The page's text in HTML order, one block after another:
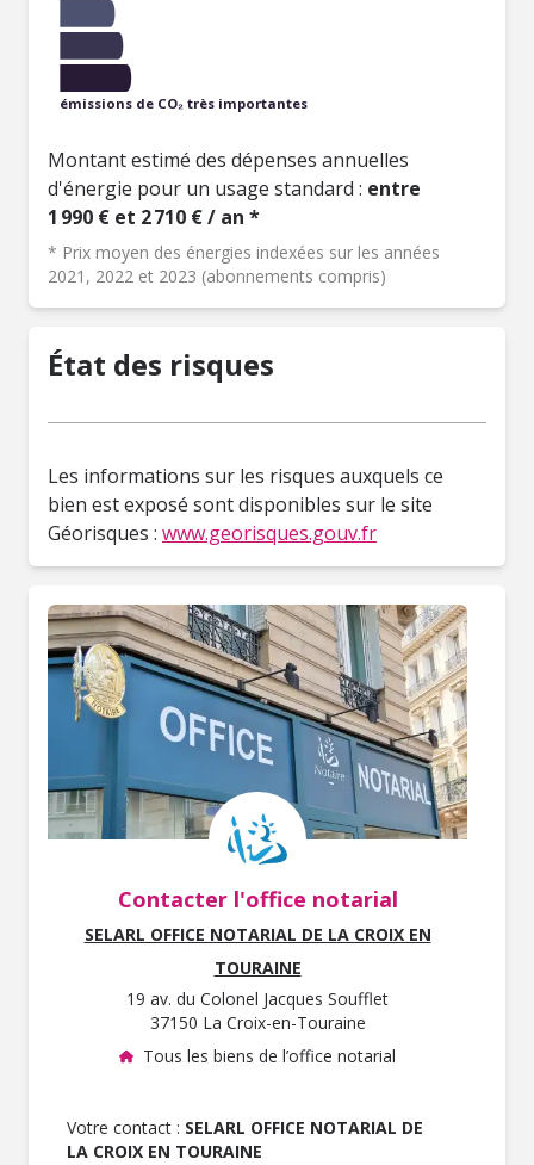
émissions de CO₂ très importantes
Montant estimé des dépenses annuelles
d'énergie pour un usage standard : entre
1 990 € et 2 710 € / an *
* Prix moyen des énergies indexées sur les années
2021, 2022 et 2023 (abonnements compris)
État des risques
Les informations sur les risques auxquels ce
bien est exposé sont disponibles sur le site
Géorisques : www.georisques.gouv.fr
Contacter l'office notarial
SELARL OFFICE NOTARIAL DE LA CROIX EN
TOURAINE
19 av. du Colonel Jacques Soufflet
37150 La Croix-en-Touraine
Tous les biens de l’office notarial
Votre contact : SELARL OFFICE NOTARIAL DE
LA CROIX EN TOURAINE